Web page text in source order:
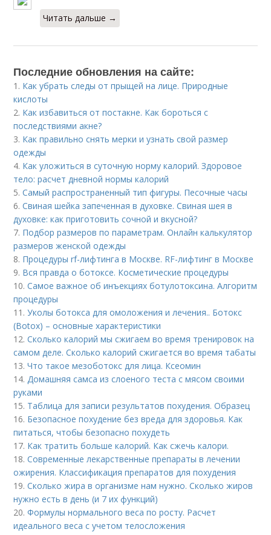
Читать дальше →
Последние обновления на сайте:
1. Как убрать следы от прыщей на лице. Природные
кислоты
2. Как избавиться от постакне. Как бороться с
последствиями акне?
3. Как правильно снять мерки и узнать свой размер
одежды
4. Как уложиться в суточную норму калорий. Здоровое
тело: расчет дневной нормы калорий
5.Самый распространенный тип фигуры. Песочные часы
6.Свиная шейка запеченная в духовке. Свиная шея в
духовке: как приготовить сочной и вкусной?
7. Подбор размеров по параметрам. Онлайн калькулятор
размеров женской одежды
8. Процедуры rf-лифтинга в Москве. RF-лифтинг в Москве
9. Вся правда о ботоксе. Косметические процедуры
10.Самое важное об инъекциях ботулотоксина. Алгоритм
процедуры
11.Уколы ботокса для омоложения и лечения.. Ботокс
(Botox) – основные характеристики
12.Сколько калорий мы сжигаем во время тренировок на
самом деле. Сколько калорий сжигается во время табаты
13.Что такое мезоботокс для лица. Ксеомин
14.Домашняя самса из слоеного теста с мясом своими
руками
15. Таблица для записи результатов похудения. Образец
16. Безопасное похудение без вреда для здоровья. Как
питаться, чтобы безопасно похудеть
17. Как тратить больше калорий. Как сжечь калори.
18.Современные лекарственные препараты в лечении
ожирения. Классификация препаратов для похудения
19.Сколько жира в организме нам нужно. Сколько жиров
нужно есть в день (и 7 их функций)
20.Формулы нормального веса по росту. Расчет
идеального веса с учетом телосложения